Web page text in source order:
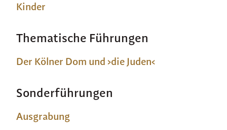
Kinder
Thematische Führungen
Der Kölner Dom und ›die Juden‹
Sonderführungen
Ausgrabung